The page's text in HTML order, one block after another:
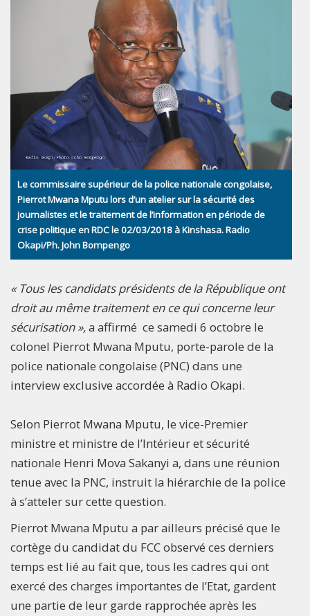
Le commissaire supérieur de la police nationale congolaise,
Pierrot Mwana Mputu lors d’un atelier sur la sécurité des
journalistes et le traitement de l’information en période de
crise politique en RDC le 02/03/2018 à Kinshasa. Radio
Okapi/Ph. John Bompengo
« Tous les candidats présidents de la République ont
droit au même traitement en ce qui concerne leur
sécurisation »,a affirmé ce samedi 6 octobre le
colonel Pierrot Mwana Mputu, porte-parole de la
police nationale congolaise (PNC) dans une
interview exclusive accordée à Radio Okapi.
Selon Pierrot Mwana Mputu, le vice-Premier
ministre et ministre de l’Intérieur et sécurité
nationale Henri Mova Sakanyi a, dans une réunion
tenue avec la PNC, instruit la hiérarchie de la police
à s’atteler sur cette question.
Pierrot Mwana Mputu a par ailleurs précisé que le
cortège du candidat du FCC observé ces derniers
temps est lié au fait que, tous les cadres qui ont
exercé des charges importantes de l’Etat, gardent
une partie de leur garde rapprochée après les